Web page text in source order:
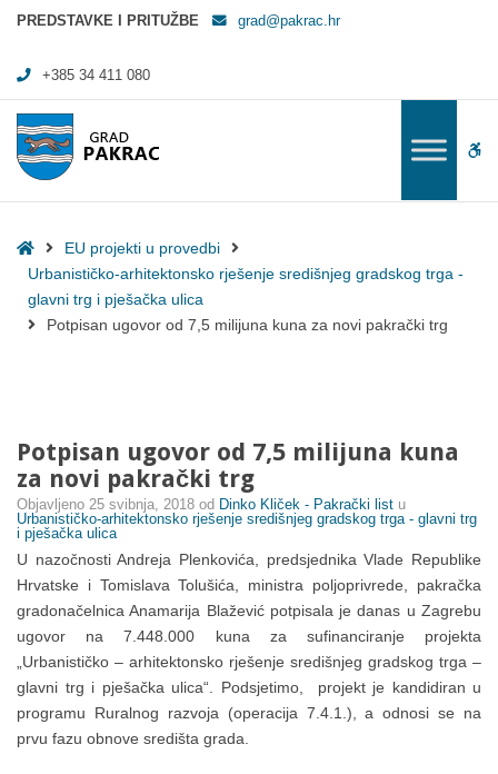
Potpisan ugovor od 7,5 milijuna kuna za novi pakrački trg - Grad
PREDSTAVKE I PRITUŽBE grad@pakrac.hr
+385 34 411 080
HomeEU projekti u provedbi
Urbanističko-arhitektonsko rješenje središnjeg gradskog trga -
glavni trg i pješačka ulica
Potpisan ugovor od 7,5 milijuna kuna za novi pakrački trg
Potpisan ugovor od 7,5 milijuna kuna
za novi pakrački trg
Objavljeno 25 svibnja, 2018 od Dinko Kliček - Pakrački list u
Urbanističko-arhitektonsko rješenje središnjeg gradskog trga - glavni trg
i pješačka ulica
U nazočnosti Andreja Plenkovića, predsjednika Vlade Republike
Hrvatske i Tomislava Tolušića, ministra poljoprivrede, pakračka
gradonačelnica Anamarija Blažević potpisala je danas u Zagrebu
ugovor na 7.448.000 kuna za sufinanciranje projekta
„Urbanističko – arhitektonsko rješenje središnjeg gradskog trga –
glavni trg i pješačka ulica“. Podsjetimo, projekt je kandidiran u
programu Ruralnog razvoja (operacija 7.4.1.), a odnosi se na
prvu fazu obnove središta grada.